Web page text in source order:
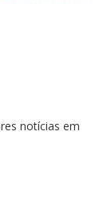
notícias em